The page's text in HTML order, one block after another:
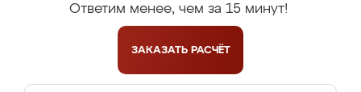
Ответим менее, чем за 15 минут!
ЗАКАЗАТЬ РАСЧЁТ